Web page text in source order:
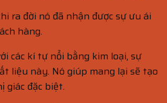
ra đời nó đã nhận được sự ưu ái
hàng.
các kí tự nổi bằng kim loại, sự
liệu này. Nó giúp mang lại sẽ tạo
đặc biệt.